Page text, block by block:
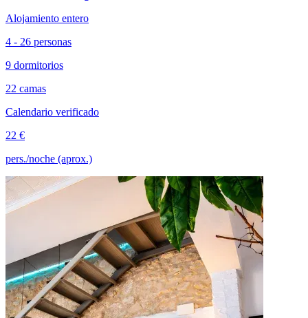
Alojamiento entero
4 - 26 personas
9 dormitorios
22 camas
Calendario verificado
22 €
pers./noche (aprox.)